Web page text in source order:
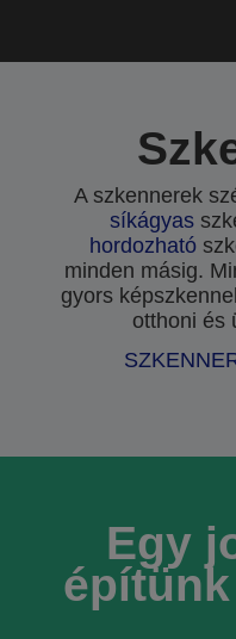
A szkennerek
síkágyas
hordozható
minden másig.
gyors
otthoni és
Egy